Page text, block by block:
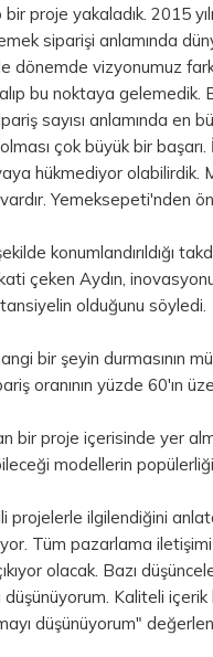
bir proje yakaladık. 2015
siparişi anlamında
dönemde vizyonumuz
bu noktaya gelemedik.
sayısı anlamında en
çok büyük bir
hükmediyor olabilirdik.
Yemeksepeti'nden
konumlandırıldığı
çeken Aydın,
olduğunu söyledi.
bir şeyin durmasının
oranının yüzde 60'ın
bir proje içerisinde yer
modellerin
projelerle ilgilendiğini
Tüm pazarlama
olacak. Bazı
düşünüyorum. Kaliteli
düşünüyorum"